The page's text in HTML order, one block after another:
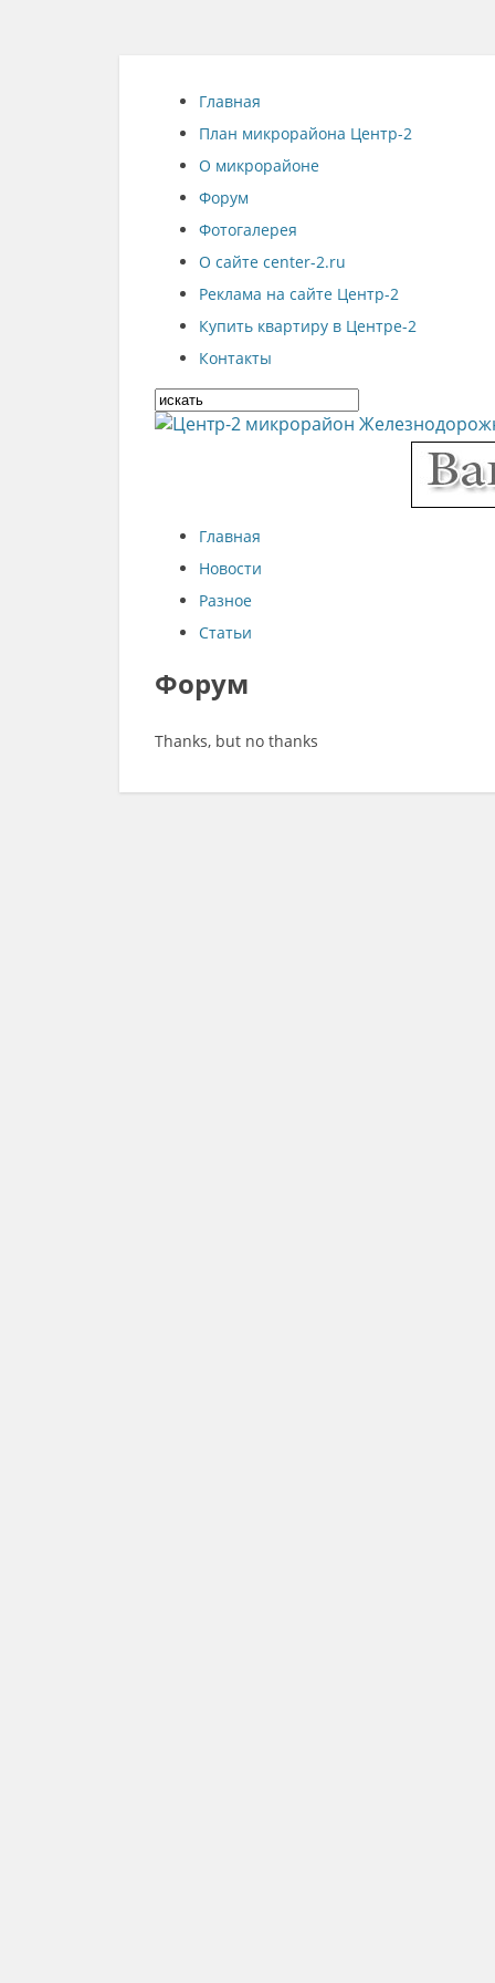
Главная
План микрорайона Центр-2
О микрорайоне
Форум
Фотогалерея
О сайте center-2.ru
Реклама на сайте Центр-2
Купить квартиру в Центре-2
Контакты
Главная
Новости
Разное
Статьи
Форум
Thanks, but no thanks